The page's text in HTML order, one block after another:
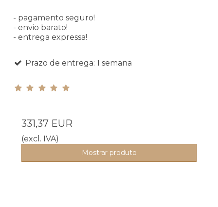
- pagamento seguro!
- envio barato!
- entrega expressa!
Prazo de entrega: 1 semana
331,37 EUR
(excl. IVA)
Mostrar produto